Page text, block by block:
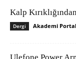
Kalp
Dergi Akademi Portal
Ulefone Power